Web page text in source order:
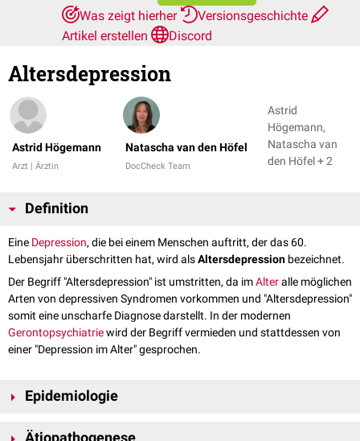
Was zeigt hierher
Versionsgeschichte
Artikel erstellen
Discord
Altersdepression
Astrid Högemann
Arzt | Ärztin
Natascha van den Höfel
DocCheck Team
Astrid
Högemann,
Natascha van
den Höfel + 2
Definition
Eine Depression, die bei einem Menschen auftritt, der das 60.
Lebensjahr überschritten hat, wird alsAltersdepression bezeichnet.
Der Begriff "Altersdepression" ist umstritten, da imAlteralle möglichen
Arten von depressiven Syndromen vorkommen und "Altersdepression"
somit eine unscharfe Diagnose darstellt. In der modernen
Gerontopsychiatriewird der Begriff vermieden und stattdessen von
einer "Depression im Alter" gesprochen.
Epidemiologie